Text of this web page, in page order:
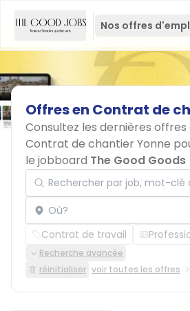
Nos offres
Offresen Contrat de
Consultez les dernières
Contrat de chantier Yonne
le jobboard The Good Goods
Rechercher par job, mot-clé ou
Localisation
Contrat de travail
Recherche avancée
réinitialiser voir toutes les offres